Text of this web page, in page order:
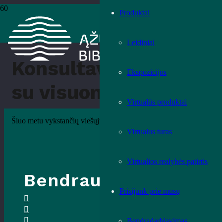
Produktai
Leidiniai
Ekspozicijos
Virtualūs produktai
Virtualus turas
Virtualios realybės patirtis
Prisijunk prie mūsų
Pradžia
›
Konsultavimasis su visuomene
Konsultavimasis
su visuomene
Šiuo metu vykstančių viešųjų konsultacijų nėra.
Bendraukime